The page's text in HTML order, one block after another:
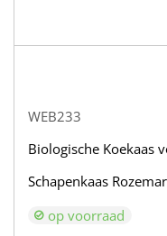
WEB233
Biologische Koekaas
Schapenkaas
op voorraad